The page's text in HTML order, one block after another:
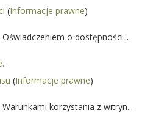
(Informacje prawne)
o dostępności...
(Informacje prawne)
korzystania z witryn...